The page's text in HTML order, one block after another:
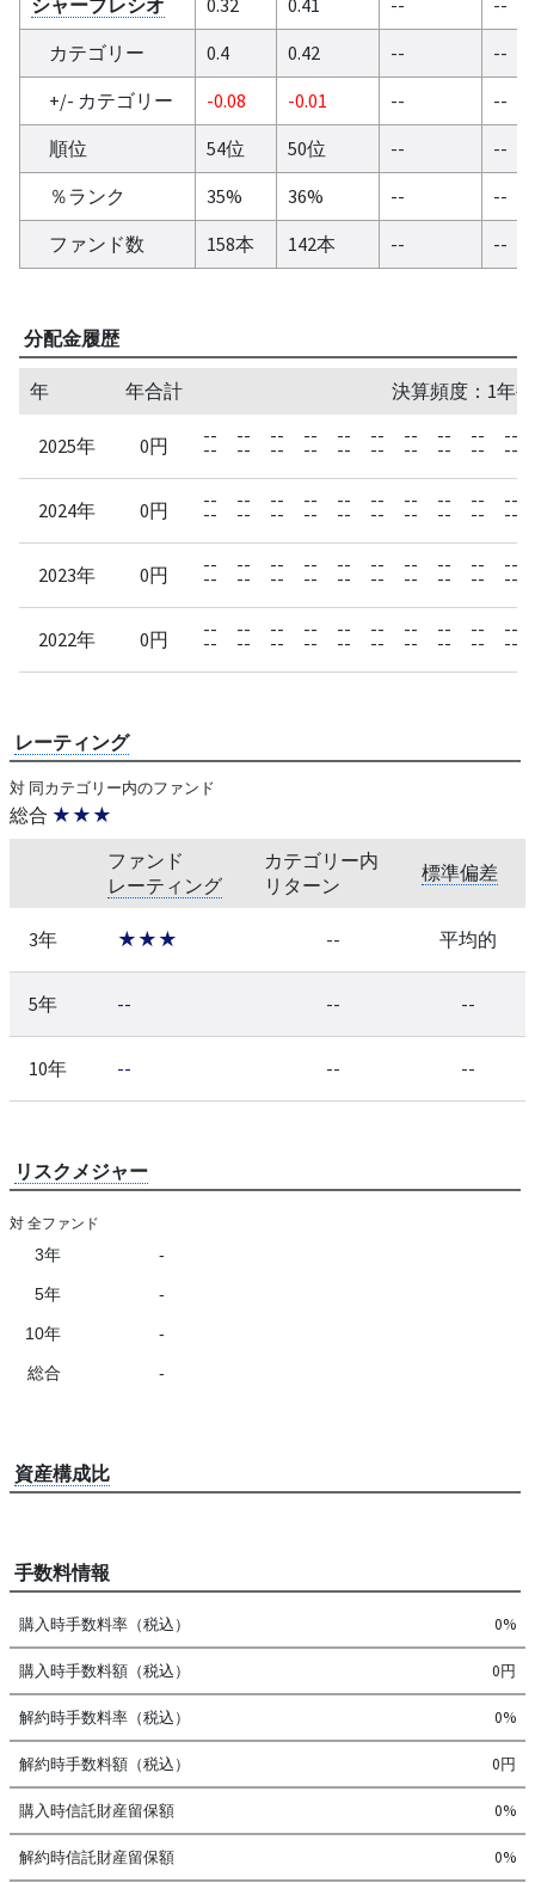
カテゴリー
0.4 0.42 --
--
+/- カテゴリー
-0.08 -0.01 --
--
順位
54位 50位 --
--
％ランク
35% 36% --
--
ファンド数
158本 142本 -- --
分配金履歴
年 年合計 決算頻度：1年
2025年 0円 --
--
--
--
--
--
--
--
--
--
--
--
--
--
--
--
--
--
--
--
2024年 0円 --
--
--
--
--
--
--
--
--
--
--
--
--
--
--
--
--
--
--
--
2023年 0円 --
--
--
--
--
--
--
--
--
--
--
--
--
--
--
--
--
--
--
--
2022年 0円 --
--
--
--
--
--
--
--
--
--
--
--
--
--
--
--
--
--
--
--
レーティング
対 同カテゴリー内のファンド
総合 ★★★
ファンド
レーティング
カテゴリー内
リターン
標準偏差
3年 ★★★ -- 平均的
5年 -- -- --
10年 -- -- --
リスクメジャー
対 全ファンド
3年 -
5年 -
10年 -
総合 -
資産構成比
手数料情報
購入時手数料率（税込） 0%
購入時手数料額（税込） 0円
解約時手数料率（税込） 0%
解約時手数料額（税込） 0円
購入時信託財産留保額 0%
解約時信託財産留保額 0%